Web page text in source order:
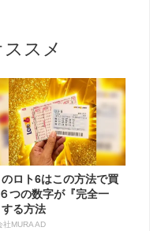
スメ
のロト6はこの方法で買
つの数字が『完全一
る方法
社MURA AD